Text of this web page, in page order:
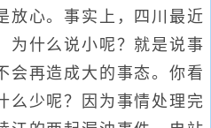
心。事实上，四川最近
为什么说小呢？就是说事
会再造成大的事态。你看
么少呢？因为事情处理完